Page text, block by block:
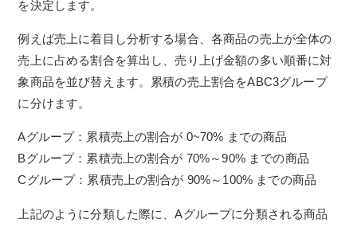
を決定します。
例えば売上に着目し分析する場合、各商品の売上が全体の
売上に占める割合を算出し、売り上げ金額の多い順番に対
象商品を並び替えます。累積の売上割合をABC3グループ
に分けます。
Aグループ：累積売上の割合が 0~70% までの商品
Bグループ：累積売上の割合が 70%～90% までの商品
Cグループ：累積売上の割合が 90%～100% までの商品
上記のように分類した際に、Aグループに分類される商品